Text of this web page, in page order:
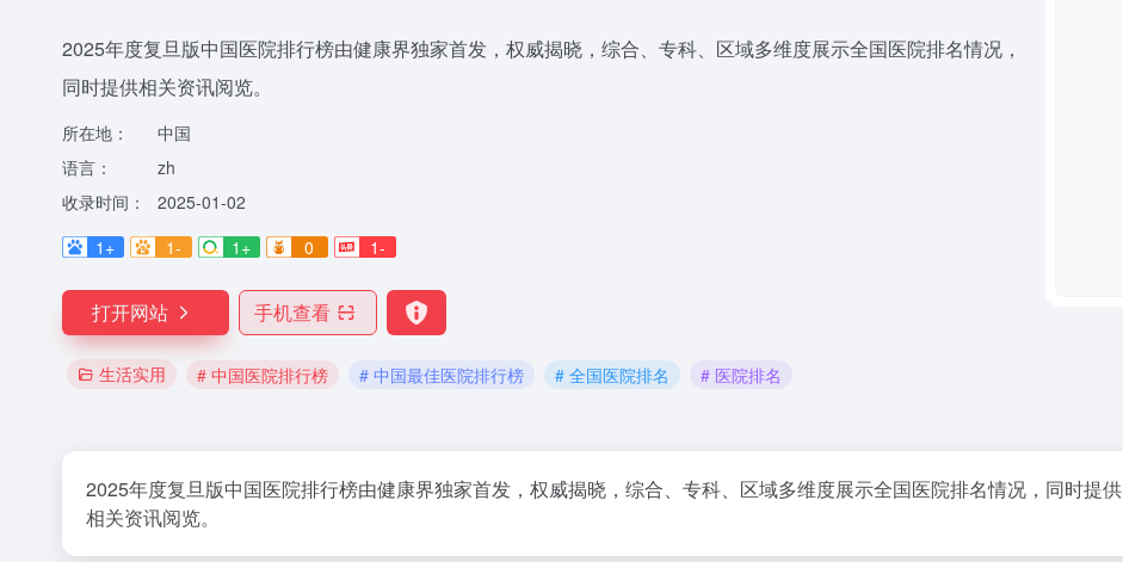
2025年度复旦版中国医院排行榜由健康界独家首发，权威揭晓，综合、专科、区域多维度展示全国医院排名情况，
同时提供相关资讯阅览。
所在地：
中国
语言：
zh
收录时间：
2025-01-02
1+
1- 1+ 0 1-
打开网站 手机查看
生活实用 # 中国医院排行榜 # 中国最佳医院排行榜 # 全国医院排名 # 医院排名
2025年度复旦版中国医院排行榜由健康界独家首发，权威揭晓，综合、专科、区域多维度展示全国医院排名情况，同时提供
相关资讯阅览。